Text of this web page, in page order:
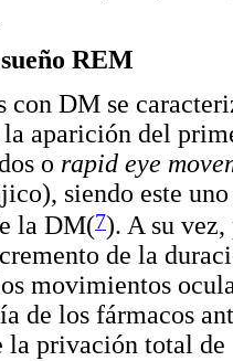
REM
con DM se
aparición del
o rapid eye
siendo este
la DM(7). A su
de la
movimientos
de los fármacos
la privación total de